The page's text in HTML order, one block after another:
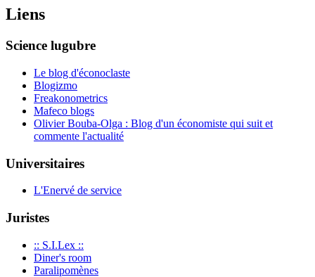
Liens
Science lugubre
Le blog d'éconoclaste
Blogizmo
Freakonometrics
Mafeco blogs
Olivier Bouba-Olga : Blog d'un économiste qui suit et
commente l'actualité
Universitaires
L'Enervé de service
Juristes
:: S.I.Lex ::
Diner's room
Paralipomènes